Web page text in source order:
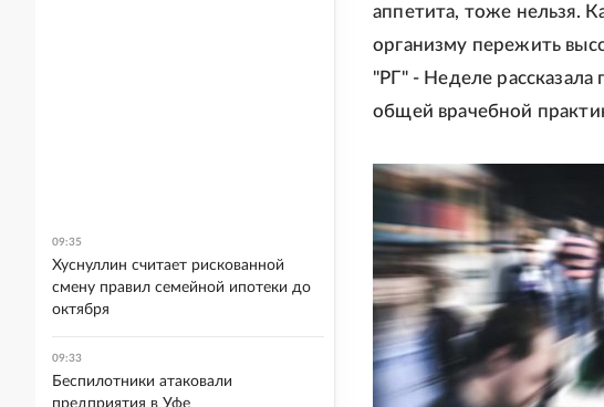
аппетита, тоже нельзя.
организму пережить
"РГ" - Неделе
общей врачебной
09:35
Хуснуллин считает рискованной
смену правил семейной ипотеки до
октября
09:33
Беспилотники атаковали
предприятия в Уфе